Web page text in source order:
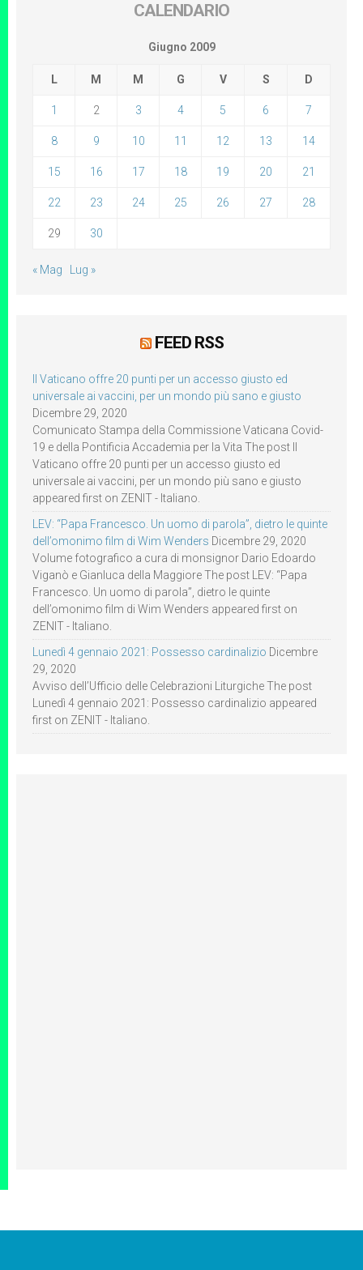
CALENDARIO
Giugno 2009
L M M G V S D
1 2 3 4 5 6 7
8 9 10 11 12 13 14
15 16 17 18 19 20 21
22 23 24 25 26 27 28
29 30
« Mag Lug »
FEED RSS
Il Vaticano offre 20 punti per un accesso giusto ed
universale ai vaccini, per un mondo più sano e giusto
Dicembre 29, 2020
Comunicato Stampa della Commissione Vaticana Covid-
19 e della Pontificia Accademia per la Vita The post Il
Vaticano offre 20 punti per un accesso giusto ed
universale ai vaccini, per un mondo più sano e giusto
appeared first on ZENIT - Italiano.
LEV: “Papa Francesco. Un uomo di parola”, dietro le quinte
dell’omonimo film di Wim Wenders Dicembre 29, 2020
Volume fotografico a cura di monsignor Dario Edoardo
Viganò e Gianluca della Maggiore The post LEV: “Papa
Francesco. Un uomo di parola”, dietro le quinte
dell’omonimo film di Wim Wenders appeared first on
ZENIT - Italiano.
Lunedì 4 gennaio 2021: Possesso cardinalizio Dicembre
29, 2020
Avviso dell’Ufficio delle Celebrazioni Liturgiche The post
Lunedì 4 gennaio 2021: Possesso cardinalizio appeared
first on ZENIT - Italiano.